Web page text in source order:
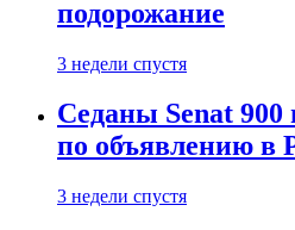
подорожание
3 недели спустя
Седаны Senat 900
по объявлению в
3 недели спустя